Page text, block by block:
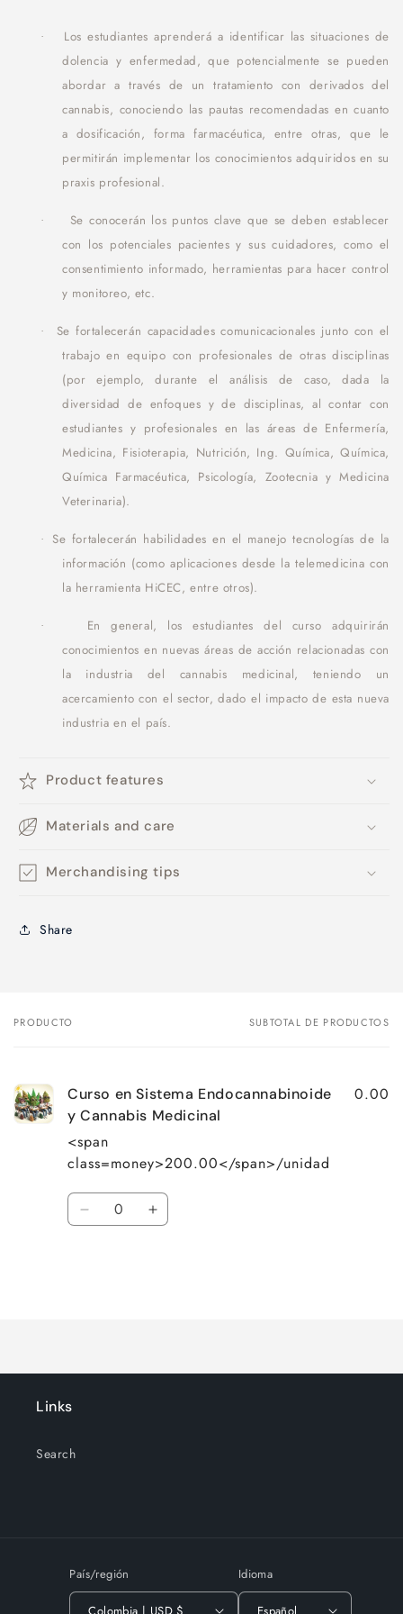
·
Los estudiantes aprenderá a identificar las situaciones de
dolencia y enfermedad, que potencialmente se pueden
abordar a través de un tratamiento con derivados del
cannabis, conociendo las pautas recomendadas en cuanto
a dosificación, forma farmacéutica, entre otras, que le
permitirán implementar los conocimientos adquiridos en su
praxis profesional.
·
Se conocerán los puntos clave que se deben establecer
con los potenciales pacientes y sus cuidadores, como el
consentimiento informado, herramientas para hacer control
y monitoreo, etc.
·
Se fortalecerán capacidades comunicacionales junto con el
trabajo en equipo con profesionales de otras disciplinas
(por ejemplo, durante el análisis de caso, dada la
diversidad de enfoques y de disciplinas, al contar con
estudiantes y profesionales en las áreas de Enfermería,
Medicina, Fisioterapia, Nutrición, Ing. Química, Química,
Química Farmacéutica, Psicología, Zootecnia y Medicina
Veterinaria).
·
Se fortalecerán habilidades en el manejo tecnologías de la
información (como aplicaciones desde la telemedicina con
la herramienta HiCEC, entre otros).
·
En general, los estudiantes del curso adquirirán
conocimientos en nuevas áreas de acción relacionadas con
la industria del cannabis medicinal, teniendo un
acercamiento con el sector, dado el impacto de esta nueva
industria en el país.
Product features
Materials and care
Merchandising tips
Share
Tu
PRODUCTO SUBTOTAL DE PRODUCTOS
Curso en Sistema Endocannabinoide
y Cannabis Medicinal
<span
class=money>200.00</span>/unidad
0.00
Cantidad
Reducir
Aumentar
Links
Search
País/región Idioma